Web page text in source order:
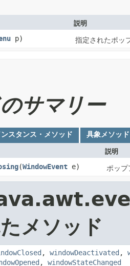
説明
p) 指定されたポッ
サマリー
ンスタンス・メソッド 具象メソッド
説明
​(WindowEvent e) ポッ
メソッド
, windowDeactivated ,
, windowStateChanged